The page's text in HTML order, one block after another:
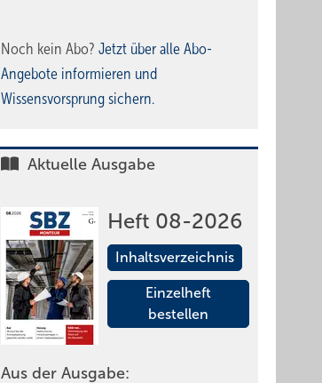
Noch kein Abo? Jetzt über alle Abo-
Angebote informieren und
Wissensvorsprung sichern.
Aktuelle Ausgabe
Heft 08-2026
Inhaltsverzeichnis
Einzelheft
bestellen
Aus der Ausgabe: